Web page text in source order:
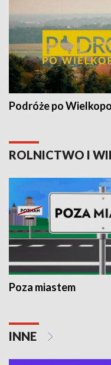
Podróże po
ROLNICTWO I
Poza miastem
INNE